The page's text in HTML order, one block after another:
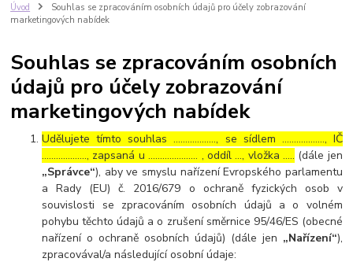
Úvod
Souhlas se zpracováním osobních údajů pro účely zobrazování
marketingových nabídek
Souhlas se zpracováním osobních
údajů pro účely zobrazování
marketingových nabídek
Udělujete tímto souhlas ……………..., se sídlem ………………, IČ
………………., zapsaná u ………………… , oddíl …, vložka ….. (dále jen
„Správce“), aby ve smyslu nařízení Evropského parlamentu
a Rady (EU) č. 2016/679 o ochraně fyzických osob v
souvislosti se zpracováním osobních údajů a o volném
pohybu těchto údajů a o zrušení směrnice 95/46/ES (obecné
nařízení o ochraně osobních údajů) (dále jen „Nařízení“),
zpracovával/a následující osobní údaje: